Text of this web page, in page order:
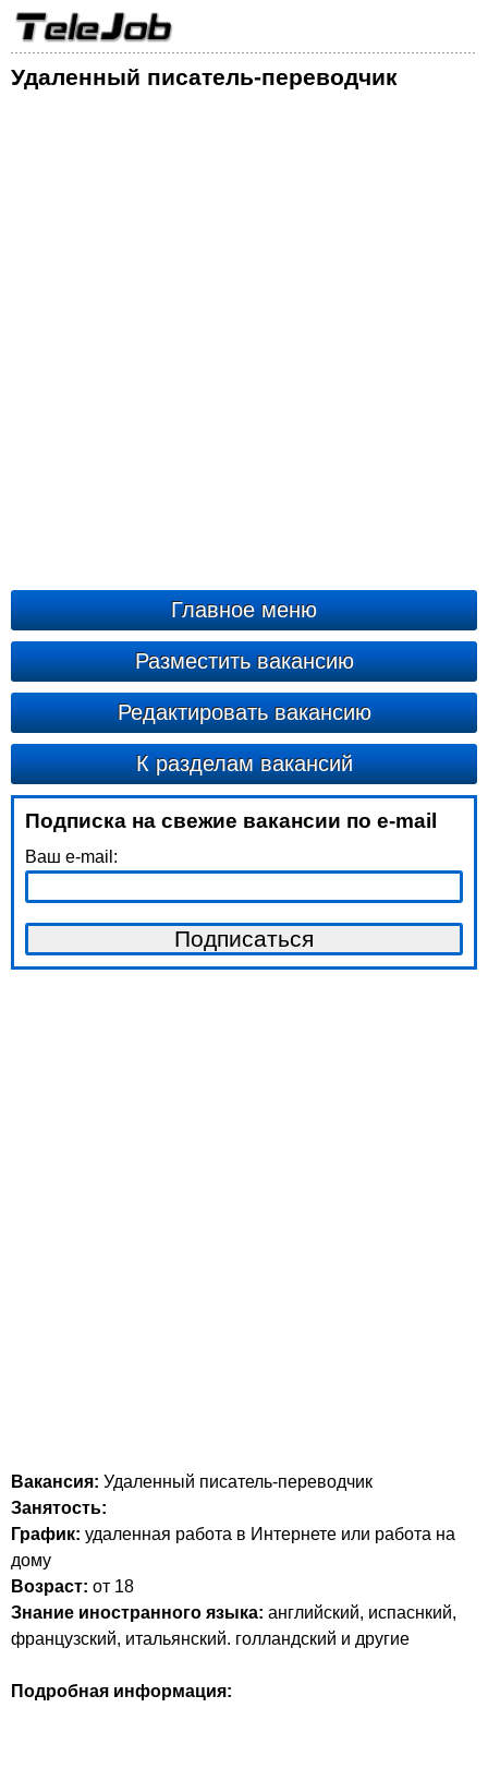
Удаленный писатель-переводчик
Главное меню
Разместить вакансию
Редактировать вакансию
К разделам вакансий
Подписка на свежие вакансии по e-mail
Ваш e-mail:
Вакансия: Удаленный писатель-переводчик
Занятость:
График: удаленная работа в Интернете или работа на
дому
Возраст: от 18
Знание иностранного языка: английский, испаснкий,
французский, итальянский. голландский и другие
Подробная информация: